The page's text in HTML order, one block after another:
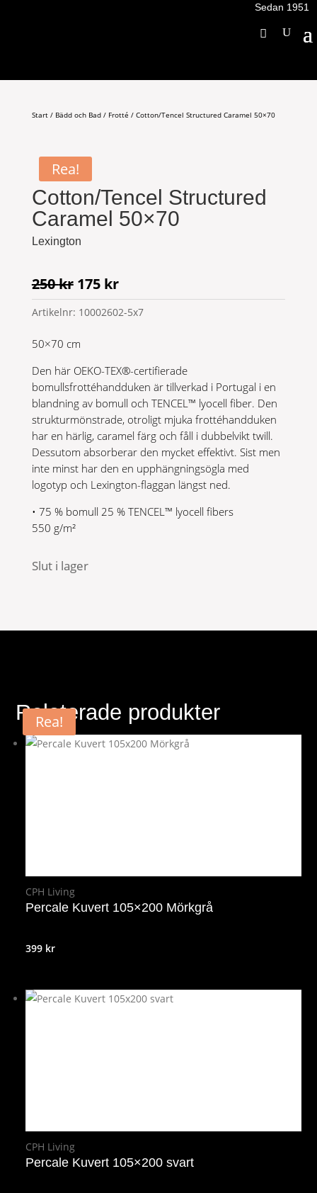
Sedan 1951
Start/ Bädd och Bad/ Frotté / Cotton/Tencel Structured Caramel 50×70
Rea!
Cotton/Tencel Structured
Caramel 50×70
Lexington
250kr Det
ursprungliga
priset
250 kr.
175 krDet
nuvarande
priset
Artikelnr: 10002602-5x7
50×70 cm
Den här OEKO-TEX®-certifierade
bomullsfrottéhandduken är tillverkad i Portugal i en
blandning av bomull och TENCEL™ lyocell fiber. Den
strukturmönstrade, otroligt mjuka frottéhandduken
har en härlig, caramel färg och fåll i dubbelvikt twill.
Dessutom absorberar den mycket effektivt. Sist men
inte minst har den en upphängningsögla med
logotyp och Lexington-flaggan längst ned.
• 75 % bomull 25 % TENCEL™ lyocell fibers
550 g/m²
Slut i lager
Relaterade produkter
CPH Living
Percale Kuvert 105×200 Mörkgrå
399 kr
CPH Living
Percale Kuvert 105×200 svart
Rea!